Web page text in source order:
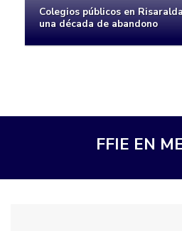
Colegios públicos en
una década de abandono
FFIE EN